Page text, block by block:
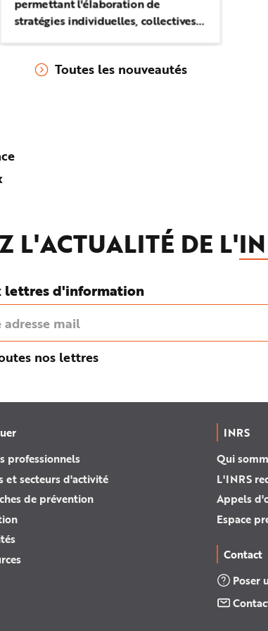
permettant l'élaboration de
stratégies individuelles, collectives
Toutes les nouveautés
L'ACTUALITÉ DE L'
lettres d'information
nos lettres
professionnels
et secteurs d'activité
de prévention
INRS
Qui
L'INRS
Appels
Espace
Contact
Poser